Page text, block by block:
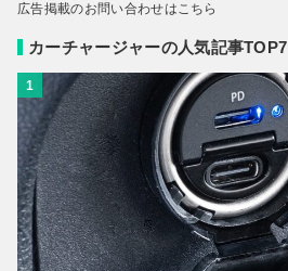
広告掲載のお問い合わせはこちら
カーチャージャーの人気記事TOP7
1